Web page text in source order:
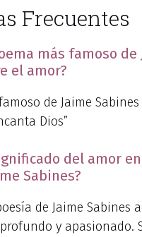
Frecuentes
más famoso de
el amor?
de Jaime
Dios”
del amor
Sabines?
de Jaime Sabines
y apasionado.